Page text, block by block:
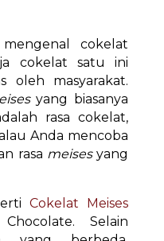
cokelat
cokelat satu ini
oleh masyarakat.
yang biasanya
rasa cokelat,
Anda mencoba
rasa meises yang
Cokelat Meises
Selain